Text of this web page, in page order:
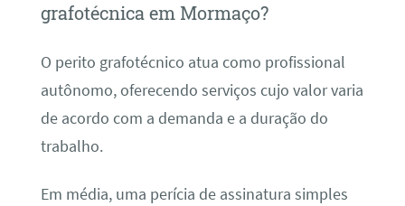
grafotécnica em Mormaço?
O perito grafotécnico atua como profissional
autônomo, oferecendo serviços cujo valor varia
de acordo com a demanda e a duração do
trabalho.
Em média, uma perícia de assinatura simples